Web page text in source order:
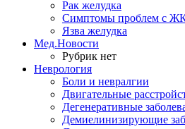
Рак желудка
Симптомы проблем с
Язва желудка
Мед.Новости
Рубрик нет
Неврология
Боли и невралгии
Двигательные
Дегенеративные
Демиелинизирующие